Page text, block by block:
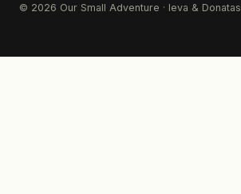
© 2026 Our Small Adventure · Ieva & Donatas